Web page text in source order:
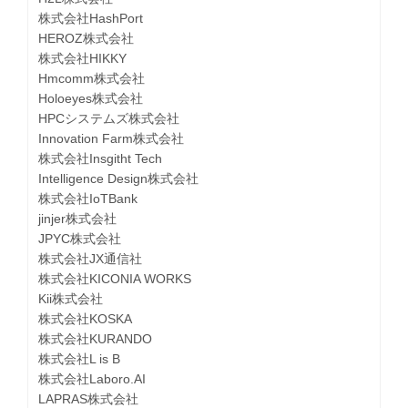
株式会社HashPort
HEROZ株式会社
株式会社HIKKY
Hmcomm株式会社
Holoeyes株式会社
HPCシステムズ株式会社
Innovation Farm株式会社
株式会社Insgitht Tech
Intelligence Design株式会社
株式会社IoTBank
jinjer株式会社
JPYC株式会社
株式会社JX通信社
株式会社KICONIA WORKS
Kii株式会社
株式会社KOSKA
株式会社KURANDO
株式会社L is B
株式会社Laboro.AI
LAPRAS株式会社